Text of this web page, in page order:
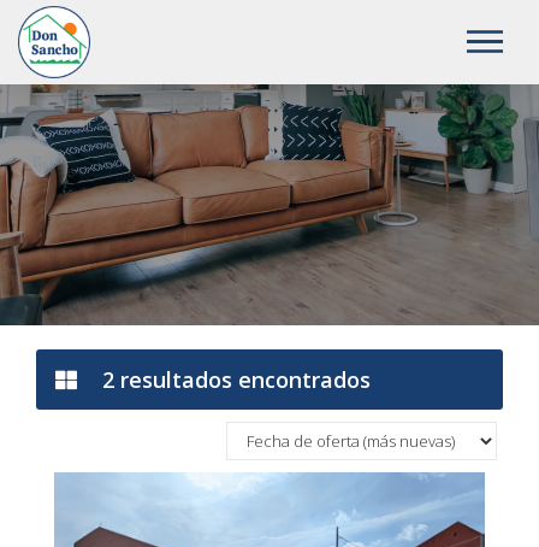
2 Venta en Valladolid ·
2 resultados encontrados